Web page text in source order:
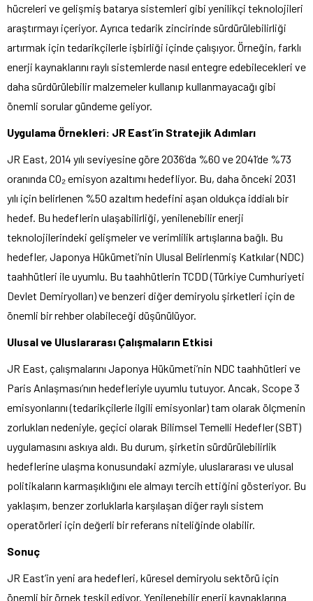
hücreleri ve gelişmiş batarya sistemleri gibi yenilikçi teknolojileri
araştırmayı içeriyor. Ayrıca tedarik zincirinde sürdürülebilirliği
artırmak için tedarikçilerle işbirliği içinde çalışıyor. Örneğin, farklı
enerji kaynaklarını raylı sistemlerde nasıl entegre edebilecekleri ve
daha sürdürülebilir malzemeler kullanıp kullanmayacağı gibi
önemli sorular gündeme geliyor.
Uygulama Örnekleri: JR East’in Stratejik Adımları
JR East, 2014 yılı seviyesine göre 2036’da %60 ve 2041’de %73
oranında CO₂ emisyon azaltımı hedefliyor. Bu, daha önceki 2031
yılı için belirlenen %50 azaltım hedefini aşan oldukça iddialı bir
hedef. Bu hedeflerin ulaşabilirliği, yenilenebilir enerji
teknolojilerindeki gelişmeler ve verimlilik artışlarına bağlı. Bu
hedefler, Japonya Hükümeti’nin Ulusal Belirlenmiş Katkılar (NDC)
taahhütleri ile uyumlu. Bu taahhütlerin TCDD (Türkiye Cumhuriyeti
Devlet Demiryolları) ve benzeri diğer demiryolu şirketleri için de
önemli bir rehber olabileceği düşünülüyor.
Ulusal ve Uluslararası Çalışmaların Etkisi
JR East, çalışmalarını Japonya Hükümeti’nin NDC taahhütleri ve
Paris Anlaşması’nın hedefleriyle uyumlu tutuyor. Ancak, Scope 3
emisyonlarını (tedarikçilerle ilgili emisyonlar) tam olarak ölçmenin
zorlukları nedeniyle, geçici olarak Bilimsel Temelli Hedefler (SBT)
uygulamasını askıya aldı. Bu durum, şirketin sürdürülebilirlik
hedeflerine ulaşma konusundaki azmiyle, uluslararası ve ulusal
politikaların karmaşıklığını ele almayı tercih ettiğini gösteriyor. Bu
yaklaşım, benzer zorluklarla karşılaşan diğer raylı sistem
operatörleri için değerli bir referans niteliğinde olabilir.
Sonuç
JR East’in yeni ara hedefleri, küresel demiryolu sektörü için
önemli bir örnek teşkil ediyor. Yenilenebilir enerji kaynaklarına